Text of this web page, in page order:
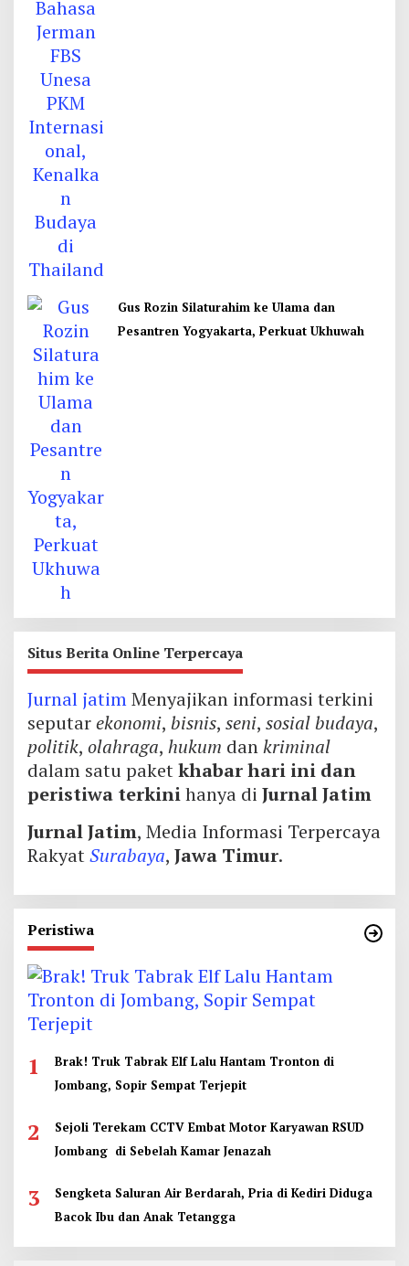
Gus Rozin Silaturahim ke Ulama dan
Pesantren Yogyakarta, Perkuat Ukhuwah
Situs Berita Online Terpercaya
Jurnal jatimMenyajikan informasi terkini
seputarekonomi, bisnis, seni, sosial budaya,
politik, olahraga, hukum dankriminal
dalam satu paketkhabar hari ini dan
peristiwa terkinihanya di Jurnal Jatim
Jurnal Jatim, Media Informasi Terpercaya
RakyatSurabaya, Jawa Timur.
Peristiwa
1
Brak! Truk Tabrak Elf Lalu Hantam Tronton di
Jombang, Sopir Sempat Terjepit
2
Sejoli Terekam CCTV Embat Motor Karyawan RSUD
Jombang di Sebelah Kamar Jenazah
3
Sengketa Saluran Air Berdarah, Pria di Kediri Diduga
Bacok Ibu dan Anak Tetangga